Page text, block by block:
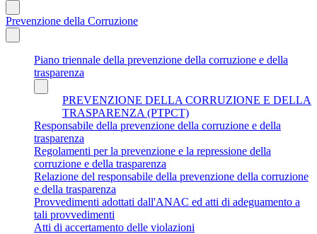
Prevenzione della Corruzione
Piano triennale della prevenzione della corruzione e della
trasparenza
PREVENZIONE DELLA CORRUZIONE E DELLA
TRASPARENZA (PTPCT)
Responsabile della prevenzione della corruzione e della
trasparenza
Regolamenti per la prevenzione e la repressione della
corruzione e della trasparenza
Relazione del responsabile della prevenzione della corruzione
e della trasparenza
Provvedimenti adottati dall'ANAC ed atti di adeguamento a
tali provvedimenti
Atti di accertamento delle violazioni